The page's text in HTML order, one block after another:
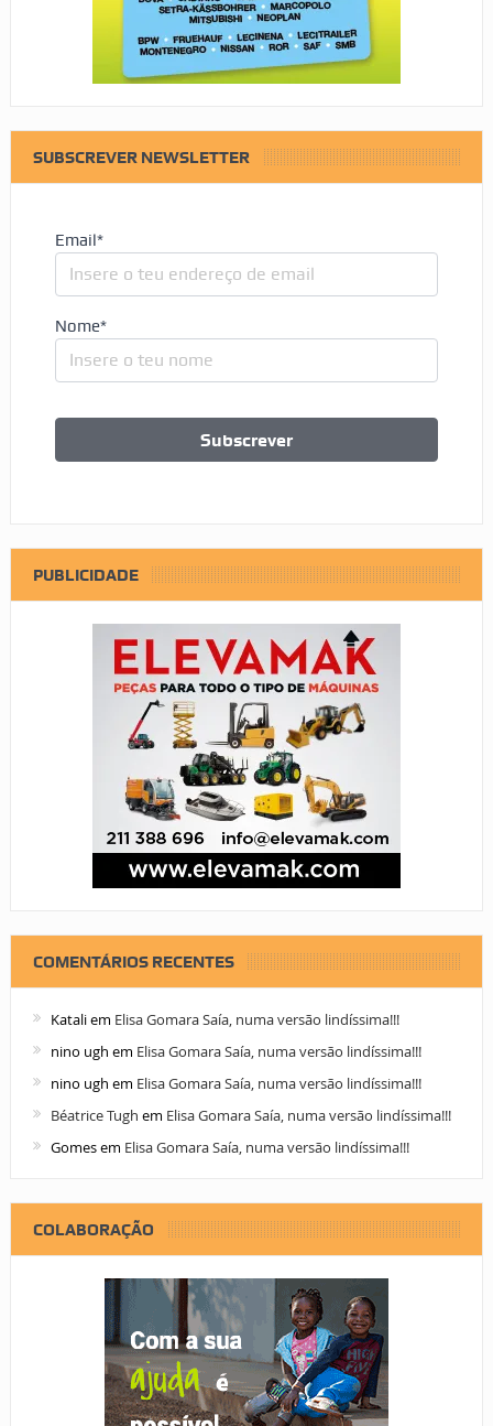
SUBSCREVER NEWSLETTER
Email*
Nome*
PUBLICIDADE
COMENTÁRIOS RECENTES
Kataliem Elisa Gomara Saía, numa versão lindíssima!!!
nino ugh em Elisa Gomara Saía, numa versão lindíssima!!!
nino ugh em Elisa Gomara Saía, numa versão lindíssima!!!
Béatrice Tugh em Elisa Gomara Saía, numa versão lindíssima!!!
Gomesem Elisa Gomara Saía, numa versão lindíssima!!!
COLABORAÇÃO